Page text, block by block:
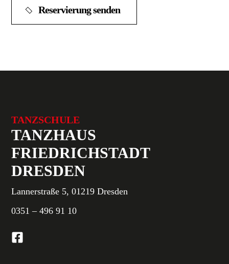
TANZSCHULE
TANZHAUS
FRIEDRICHSTADT
DRESDEN
Lannerstraße 5, 01219 Dresden
0351 – 496 91 10